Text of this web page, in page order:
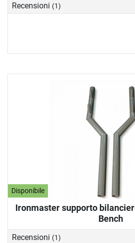
Recensioni (1)
Disponibile
Ironmaster supporto
Bench
Recensioni (1)